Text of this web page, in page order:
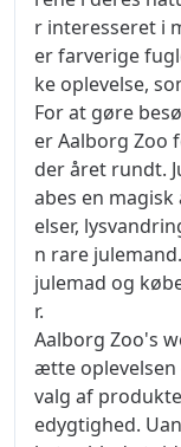
r interesseret i
er farverige
ke oplevelse,
For at gøre
er Aalborg Zoo
der året rundt.
abes en
elser,
n rare
julemad og
r.
Aalborg Zoo's
ætte oplevelsen
valg af
edygtighed.